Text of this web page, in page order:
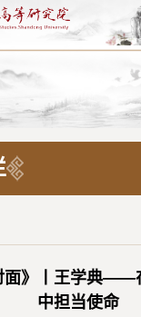
面》丨王学典——
中担当使命